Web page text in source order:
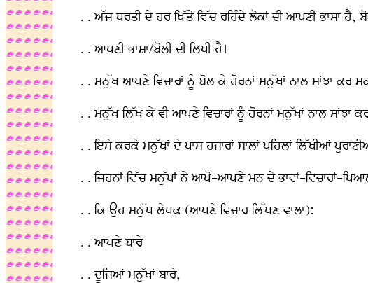
. . ਅੱਜ ਧਰਤੀ ਦੇ ਹਰ ਖਿੱਤੇ ਵਿੱਚ ਰਹਿੰਦੇ ਲੋਕਾਂ ਦੀ ਆਪਣੀ ਭਾਸ਼ਾ ਹੈ,
. . ਆਪਣੀ ਭਾਸ਼ਾ/ਬੋਲੀ ਦੀ ਲਿਪੀ ਹੈ।
. . ਮਨੁੱਖ ਆਪਣੇ ਵਿਚਾਰਾਂ ਨੂੰ ਬੋਲ ਕੇ ਹੋਰਨਾਂ ਮਨੁੱਖਾਂ ਨਾਲ ਸਾਂਝਾ ਕਰ
. . ਮਨੁੱਖ ਲਿੱਖ ਕੇ ਵੀ ਆਪਣੇ ਵਿਚਾਰਾਂ ਨੂੰ ਹੋਰਨਾਂ ਮਨੁੱਖਾਂ ਨਾਲ ਸਾਂਝਾ
. . ਇਸੇ ਕਰਕੇ ਮਨੁੱਖਾਂ ਦੇ ਪਾਸ ਹਜ਼ਾਰਾਂ ਸਾਲਾਂ ਪਹਿਲਾਂ ਲਿੱਖੀਆਂ
. . ਜਿਹਨਾਂ ਵਿੱਚ ਮਨੁੱਖਾਂ ਨੇ ਆਪੋ-ਆਪਣੇ ਮਨ ਦੇ ਭਾਵਾਂ-ਵਿਚਾਰਾਂ-
. . ਕਿ ਉਹ ਮਨੁੱਖ ਲੇਖਕ (ਆਪਣੇ ਵਿਚਾਰ ਲਿੱਖਣ ਵਾਲਾ):
. . ਆਪਣੇ ਬਾਰੇ
. . ਦੂਜਿਆਂ ਮਨੁੱਖਾਂ ਬਾਰੇ,